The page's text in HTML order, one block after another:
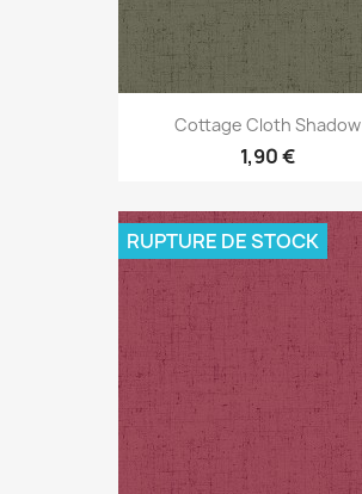
Cottage Cloth Shadow
1,90 €
RUPTURE DE STOCK